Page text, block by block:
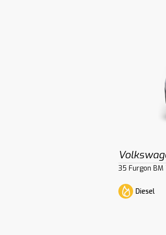
35 Furgon BM
Diesel